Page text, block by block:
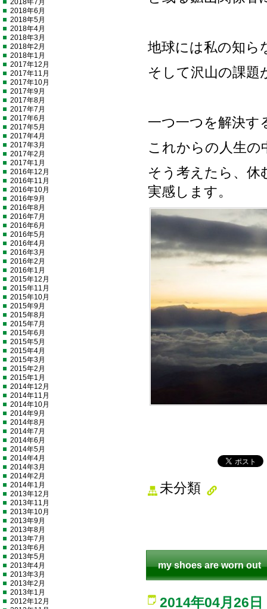
地球には私の知ら
そして沢山の課題
一つ一つを解決す
これからの人生の
そう考えたら、休
実感します。
未分類
my shoes are worn out
2014年04月26日
2018年7月
2018年6月
2018年5月
2018年4月
2018年3月
2018年2月
2018年1月
2017年12月
2017年11月
2017年10月
2017年9月
2017年8月
2017年7月
2017年6月
2017年5月
2017年4月
2017年3月
2017年2月
2017年1月
2016年12月
2016年11月
2016年10月
2016年9月
2016年8月
2016年7月
2016年6月
2016年5月
2016年4月
2016年3月
2016年2月
2016年1月
2015年12月
2015年11月
2015年10月
2015年9月
2015年8月
2015年7月
2015年6月
2015年5月
2015年4月
2015年3月
2015年2月
2015年1月
2014年12月
2014年11月
2014年10月
2014年9月
2014年8月
2014年7月
2014年6月
2014年5月
2014年4月
2014年3月
2014年2月
2014年1月
2013年12月
2013年11月
2013年10月
2013年9月
2013年8月
2013年7月
2013年6月
2013年5月
2013年4月
2013年3月
2013年2月
2013年1月
2012年12月